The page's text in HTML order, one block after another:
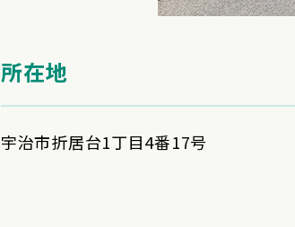
所在地
宇治市折居台1丁目4番17号